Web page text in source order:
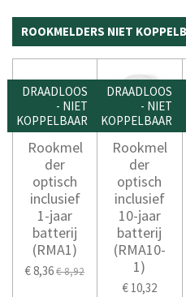
ROOKMELDERS NIET
DRAADLOOS
- NIET
KOPPELBAAR
Rookmel
der
optisch
inclusief
1-jaar
batterij
(RMA1)
€ 8,36€ 8,92
DRAADLOOS
- NIET
KOPPELBAAR
Rookmel
der
optisch
inclusief
10-jaar
batterij
(RMA10-
1)
€ 10,32